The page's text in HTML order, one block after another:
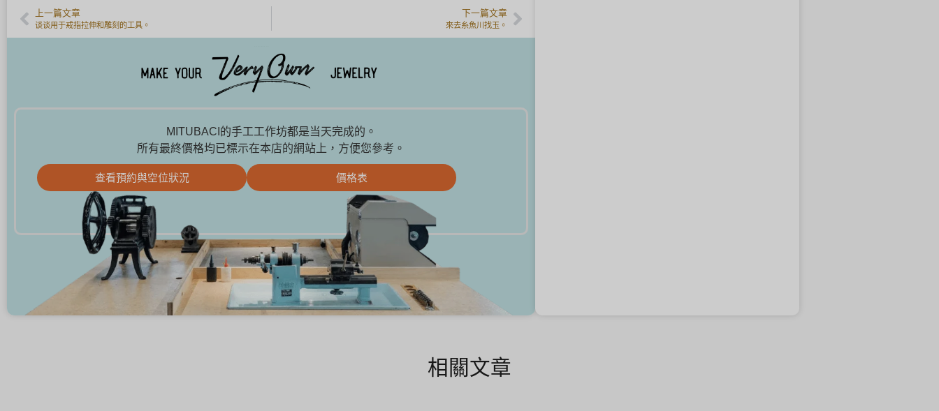
上一篇文章
谈谈用于戒指拉伸和雕刻的工具。
下一篇文章
來去糸魚川找玉。
MITUBACI的手工工作坊都是当天完成的。
所有最終價格均已標示在本店的網站上，方便您參考。
查看預約與空位狀況 價格表
相關文章